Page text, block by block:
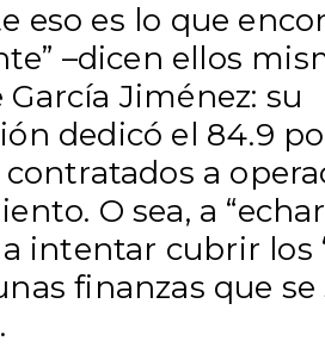
eso es lo que
–dicen ellos
Jiménez: su
dedicó el 84.9
contratados a
O sea, a
a intentar cubrir los
finanzas que